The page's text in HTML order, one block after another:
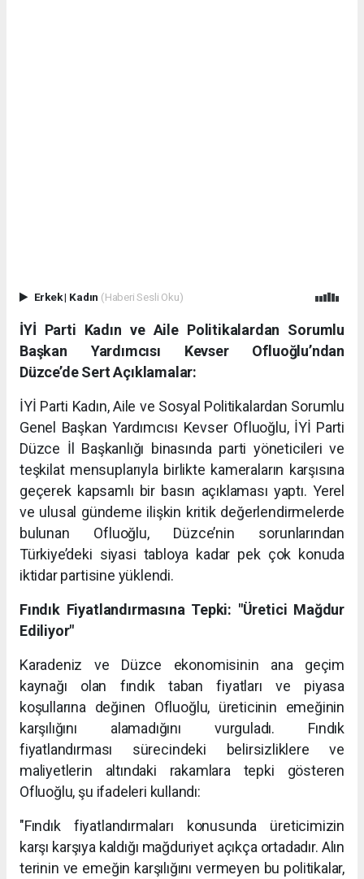
Erkek| Kadın (Haberi Sesli Oku)
İYİ Parti Kadın ve Aile Politikalardan Sorumlu
Başkan Yardımcısı Kevser Ofluoğlu’ndan
Düzce’de Sert Açıklamalar:
İYİ Parti Kadın, Aile ve Sosyal Politikalardan Sorumlu
Genel Başkan Yardımcısı Kevser Ofluoğlu, İYİ Parti
Düzce İl Başkanlığı binasında parti yöneticileri ve
teşkilat mensuplarıyla birlikte kameraların karşısına
geçerek kapsamlı bir basın açıklaması yaptı. Yerel
ve ulusal gündeme ilişkin kritik değerlendirmelerde
bulunan Ofluoğlu, Düzce’nin sorunlarından
Türkiye’deki siyasi tabloya kadar pek çok konuda
iktidar partisine yüklendi.
Fındık Fiyatlandırmasına Tepki: "Üretici Mağdur
Ediliyor"
Karadeniz ve Düzce ekonomisinin ana geçim
kaynağı olan fındık taban fiyatları ve piyasa
koşullarına değinen Ofluoğlu, üreticinin emeğinin
karşılığını alamadığını vurguladı. Fındık
fiyatlandırması sürecindeki belirsizliklere ve
maliyetlerin altındaki rakamlara tepki gösteren
Ofluoğlu, şu ifadeleri kullandı:
"Fındık fiyatlandırmaları konusunda üreticimizin
karşı karşıya kaldığı mağduriyet açıkça ortadadır. Alın
terinin ve emeğin karşılığını vermeyen bu politikalar,